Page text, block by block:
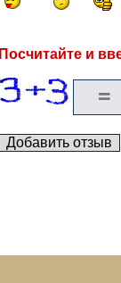
Посчитайте и